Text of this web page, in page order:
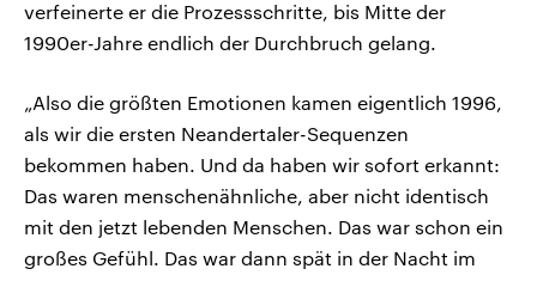
verfeinerte er die Prozessschritte, bis Mitte der
1990er-Jahre endlich der Durchbruch gelang.
„Also die größten Emotionen kamen eigentlich 1996,
als wir die ersten Neandertaler-Sequenzen
bekommen haben. Und da haben wir sofort erkannt:
Das waren menschenähnliche, aber nicht identisch
mit den jetzt lebenden Menschen. Das war schon ein
großes Gefühl. Das war dann spät in der Nacht im